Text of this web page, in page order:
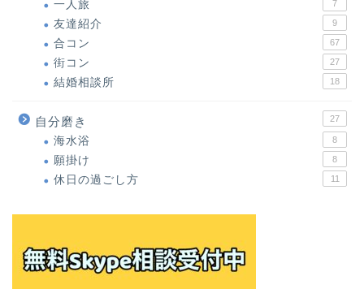
一人旅 7
友達紹介 9
合コン 67
街コン 27
結婚相談所 18
自分磨き 27
海水浴 8
願掛け 8
休日の過ごし方 11